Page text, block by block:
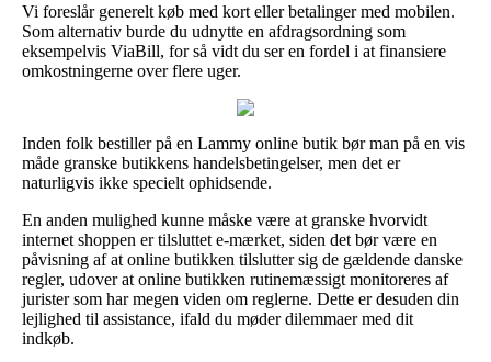
Vi foreslår generelt køb med kort eller betalinger med mobilen.
Som alternativ burde du udnytte en afdragsordning som
eksempelvis ViaBill, for så vidt du ser en fordel i at finansiere
omkostningerne over flere uger.
Inden folk bestiller på en Lammy online butik bør man på en vis
måde granske butikkens handelsbetingelser, men det er
naturligvis ikke specielt ophidsende.
En anden mulighed kunne måske være at granske hvorvidt
internet shoppen er tilsluttet e-mærket, siden det bør være en
påvisning af at online butikken tilslutter sig de gældende danske
regler, udover at online butikken rutinemæssigt monitoreres af
jurister som har megen viden om reglerne. Dette er desuden din
lejlighed til assistance, ifald du møder dilemmaer med dit
indkøb.